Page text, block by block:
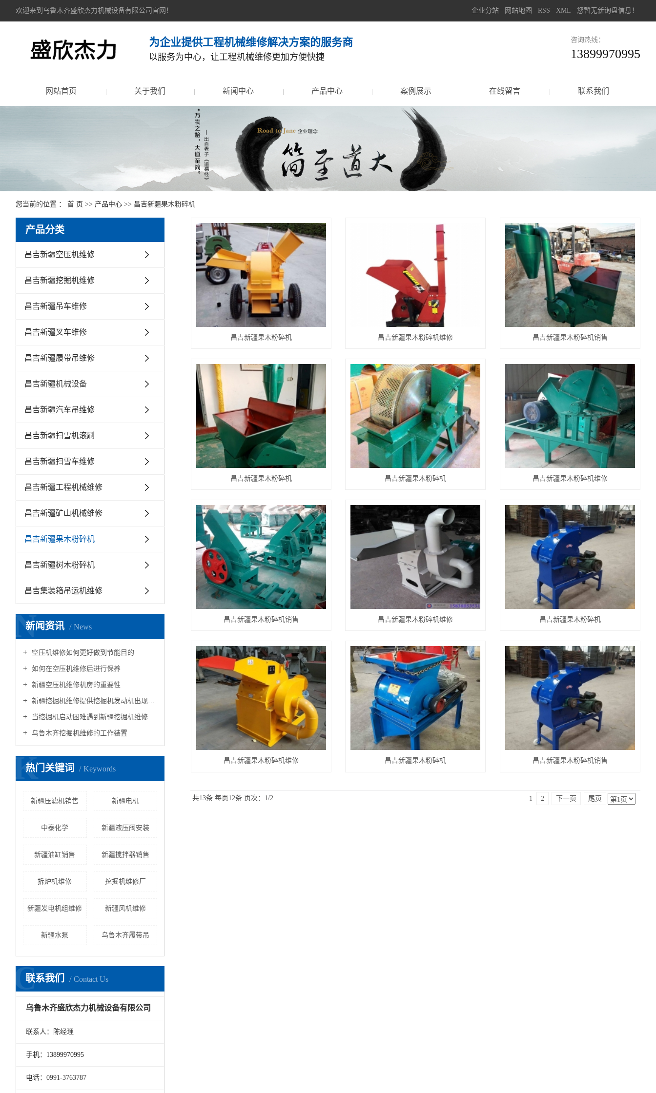
欢迎来到乌鲁木齐盛欣杰力机械设备有限公司官网！ 企业分站 网站地图 RSS XML 您暂无新询盘信息！
为企业提供工程机械维修解决方案的服务商
以服务为中心，让工程机械维修更加方便快捷
咨询热线：
13899970995
网站首页 关于我们 新闻中心 产品中心 案例展示 在线留言 联系我们
您当前的位置 ： 首 页 >> 产品中心 >> 昌吉新疆果木粉碎机
产品分类
昌吉新疆空压机维修
昌吉新疆挖掘机维修
昌吉新疆吊车维修
昌吉新疆叉车维修
昌吉新疆履带吊维修
昌吉新疆机械设备
昌吉新疆汽车吊维修
昌吉新疆扫雪机滚刷
昌吉新疆扫雪车维修
昌吉新疆工程机械维修
昌吉新疆矿山机械维修
昌吉新疆果木粉碎机
昌吉新疆树木粉碎机
昌吉集装箱吊运机维修
新闻资讯 News
N
空压机维修如何更好做到节能目的
如何在空压机维修后进行保养
新疆空压机维修机房的重要性
新疆挖掘机维修提供挖掘机发动机出现无力异响故障处理方式
当挖掘机启动困难遇到新疆挖掘机维修师傅
乌鲁木齐挖掘机维修的工作装置
热门关键词 Keywords
K
​新疆压滤机销售 新疆电机
中泰化学 新疆液压阀安装
新疆油缸销售 新疆搅拌器销售
拆炉机维修 挖掘机维修厂
新疆发电机组维修 新疆风机维修
新疆水泵 乌鲁木齐履带吊
联系我们 Contact Us
C
乌鲁木齐盛欣杰力机械设备有限公司
联系人：陈经理
手机： 13899970995
电话：0991-3763787
昌吉新疆果木粉碎机 昌吉新疆果木粉碎机维修 昌吉新疆果木粉碎机销售
昌吉新疆果木粉碎机 昌吉新疆果木粉碎机 昌吉新疆果木粉碎机维修
昌吉新疆果木粉碎机销售 昌吉新疆果木粉碎机维修 昌吉新疆果木粉碎机
昌吉新疆果木粉碎机维修 昌吉新疆果木粉碎机 昌吉新疆果木粉碎机销售
共13条 每页12条 页次：1/2 1 2 下一页 尾页